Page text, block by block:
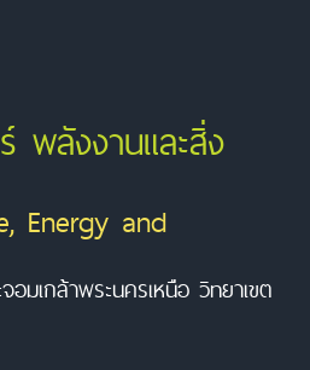
พลังงานและสิ่ง
Energy and
อมเกล้าพระนครเหนือ วิทยาเขต